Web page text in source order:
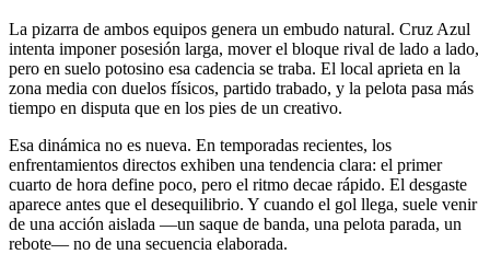
La pizarra de ambos equipos genera un embudo natural. Cruz Azul
intenta imponer posesión larga, mover el bloque rival de lado a lado,
pero en suelo potosino esa cadencia se traba. El local aprieta en la
zona media con duelos físicos, partido trabado, y la pelota pasa más
tiempo en disputa que en los pies de un creativo.
Esa dinámica no es nueva. En temporadas recientes, los
enfrentamientos directos exhiben una tendencia clara: el primer
cuarto de hora define poco, pero el ritmo decae rápido. El desgaste
aparece antes que el desequilibrio. Y cuando el gol llega, suele venir
de una acción aislada —un saque de banda, una pelota parada, un
rebote— no de una secuencia elaborada.